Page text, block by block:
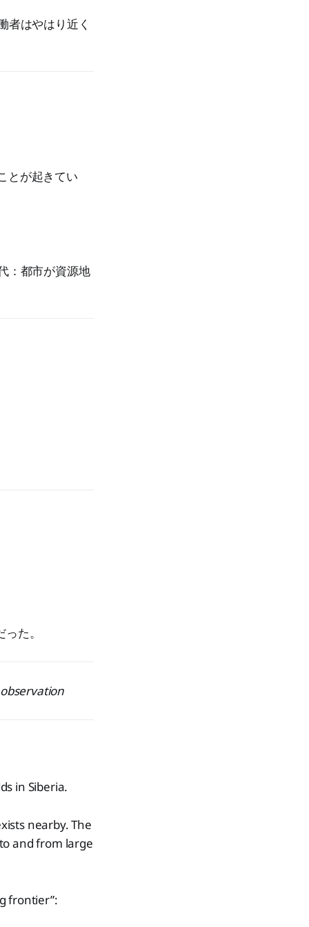
者はやはり近く
とが起きてい
：都市が資源地
た。
in Siberia.
nearby. The
and from large
frontier”: